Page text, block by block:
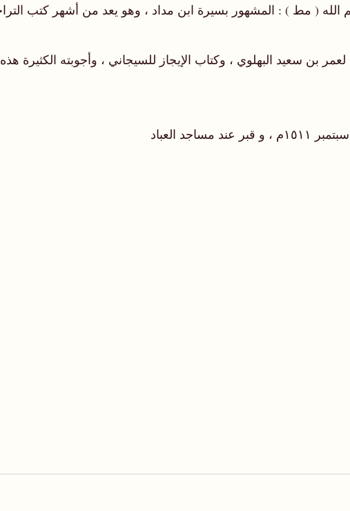
الله ( مط ) : المشهور بسيرة ابن مداد ، وهو يعد من أشهر كتب
لعمر بن سعيد البهلوي ، وكتاب الإيجاز للسيجاني ، وأجوبته